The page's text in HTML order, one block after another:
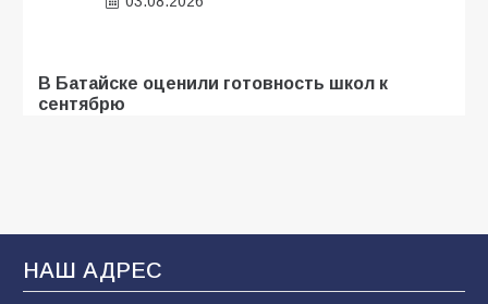
В Батайске оценили готовность школ к
сентябрю
образовательного кластера
05.08.2026
НАШ АДРЕС